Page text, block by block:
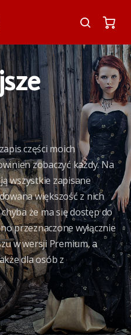
części moich
zobaczyć każdy. Na
wszystkie zapisane
większość z nich
że ma się dostęp do
przeznaczone wyłącznie
w wersji Premium, a
dla osób z